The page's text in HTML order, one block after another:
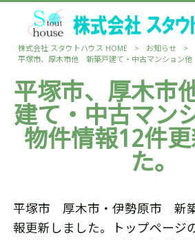
株式会社 スタウトハウス HOME
> お知らせ
>
平塚市、厚木市他 新築戸建て・中古マンション他
平塚市、厚木
建て・中古マン
物件情報12件
た。
平塚市 厚木市・伊勢原市 新
報更新しました。トップページ